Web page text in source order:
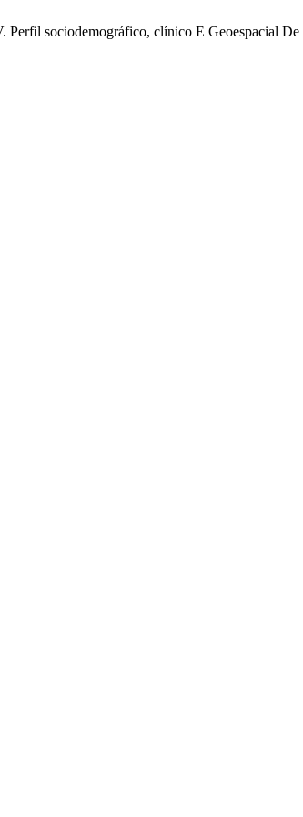
sociodemográfico, clínico E Geoespacial